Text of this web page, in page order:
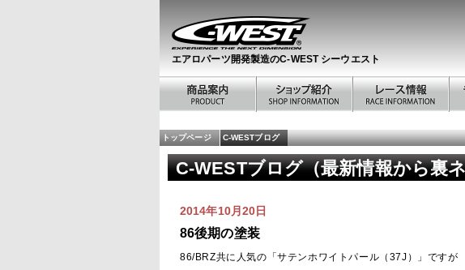
エアロパーツ開発製造のC-WEST シーウエスト
トップページ C-WESTブログ
C-WESTブログ（最新情報から裏
2014年10月20日
86後期の塗装
86/BRZ共に人気の「サテンホワイトパール（37J）」ですが